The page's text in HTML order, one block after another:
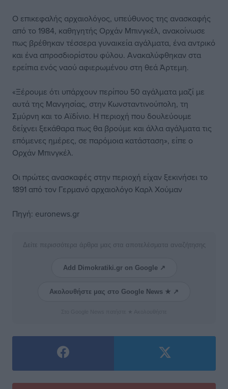
Ο επικεφαλής αρχαιολόγος, υπεύθυνος της ανασκαφής
από το 1984, καθηγητής Ορχάν Μπινγκέλ, ανακοίνωσε
πως βρέθηκαν τέσσερα γυναικεία αγάλματα, ένα αντρικό
και ένα απροσδιορίστου φύλου. Ανακαλύφθηκαν στα
ερείπια ενός ναού αφιερωμένου στη θεά Άρτεμη.
«Ξέρουμε ότι υπάρχουν περίπου 50 αγάλματα μαζί με
αυτά της Μανγησίας, στην Κωνσταντινούπολη, τη
Σμύρνη και το Αϊδίνιο. Η περιοχή που δουλεύουμε
δείχνει ξεκάθαρα πως θα βρούμε και άλλα αγάλματα τις
επόμενες ημέρες, σε παρόμοια κατάσταση», είπε ο
Ορχάν Μπινγκέλ.
Οι πρώτες ανασκαφές στην περιοχή είχαν ξεκινήσει το
1891 από τον Γερμανό αρχαιολόγο Καρλ Χούμαν
Πηγή: euronews.gr
Δείτε περισσότερα άρθρα μας στα αποτελέσματα αναζήτησης
Add Dimokratiki.gr on Google ↗
Ακολουθήστε μας στο Google News ★ ↗